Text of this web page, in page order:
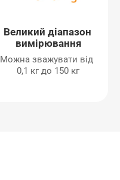
Великий діапазон
вимірювання
Можна зважувати від
0,1 кг до 150 кг